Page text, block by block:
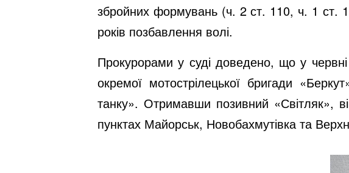
збройних формувань (ч. 2 ст. 110, ч. 1 ст.
років позбавлення волі.
Прокурорами у суді доведено, що у
окремої мотострілецької бригади
танку». Отримавши позивний «Світляк»,
пунктах Майорськ, Новобахмутівка та